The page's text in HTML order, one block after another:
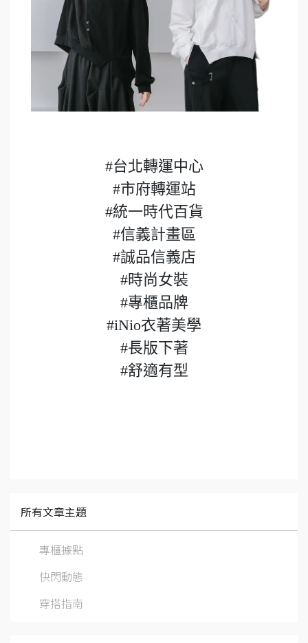
#台北轉運中心
#市府轉運站
#統一時代百貨
#信義計畫區
#誠品信義店
#時尚女裝
#專櫃品牌
#iNio衣著美學
#長版下著
#舒適有型
所有文章主題
專櫃據點
快閃動態
穿搭指南